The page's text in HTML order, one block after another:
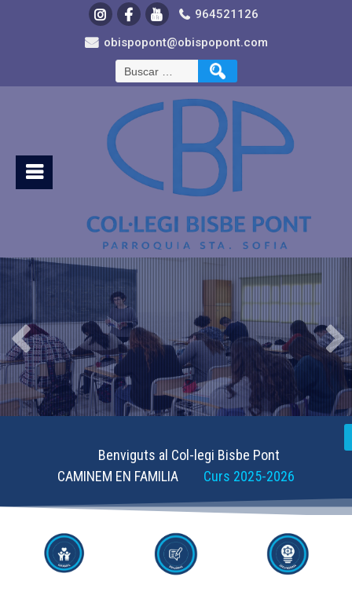
964521126
obispopont@obispopont.com
Benviguts al Col-legi Bisbe Pont
CAMINEM EN FAMILIA Curs 2025-2026